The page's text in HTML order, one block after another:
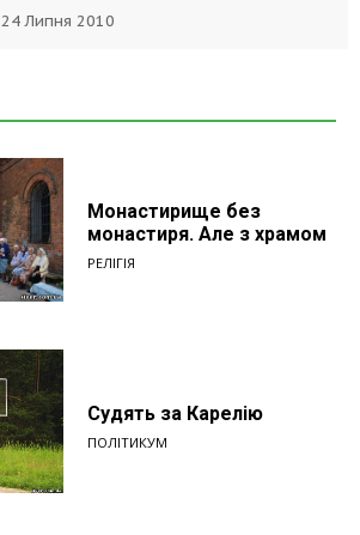
24 Липня 2010
Монастирище без
монастиря. Але з храмом
РЕЛІГІЯ
Судять за Карелію
ПОЛІТИКУМ